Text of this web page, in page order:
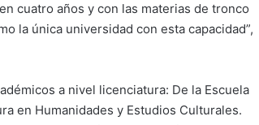
cuatro años y con las materias de tronco
la única universidad con esta capacidad”,
a nivel licenciatura: De la Escuela
en Humanidades y Estudios Culturales.